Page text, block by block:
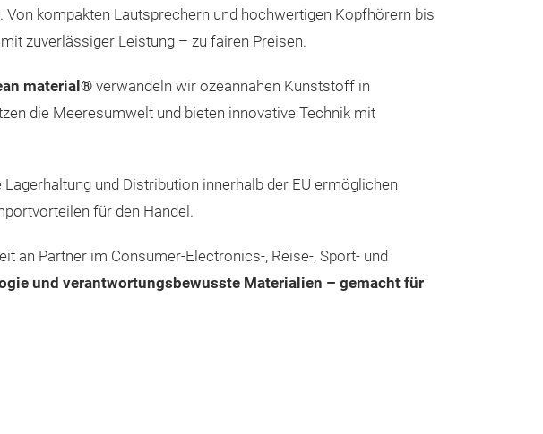
kompakten Lautsprechern und hochwertigen Kopfhörern bis
zuverlässiger Leistung – zu fairen Preisen.
material® verwandeln wir ozeannahen Kunststoff in
die Meeresumwelt und bieten innovative Technik mit
und Distribution innerhalb der EU ermöglichen
für den Handel.
an Partner im Consumer-Electronics-, Reise-, Sport- und
und verantwortungsbewusste Materialien – gemacht für